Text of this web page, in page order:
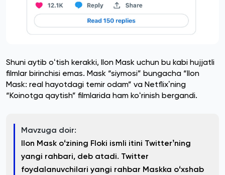
Shuni aytib oʻtish kerakki, Ilon Mask uchun bu kabi hujjatli
filmlar birinchisi emas. Mask “siymosi” bungacha “Ilon
Mask: real hayotdagi temir odam” va Netflixʼning
“Koinotga qaytish” filmlarida ham koʻrinish bergandi.
Mavzuga doir:
Ilon Mask oʻzining Floki ismli itini Twitterʼning
yangi rahbari, deb atadi. Twitter
foydalanuvchilari yangi rahbar Maskka oʻxshab